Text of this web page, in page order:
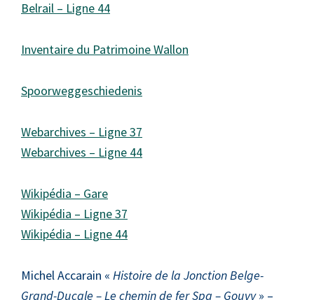
Belrail – Ligne 44
Inventaire du Patrimoine Wallon
Spoorweggeschiedenis
Webarchives – Ligne 37
Webarchives – Ligne 44
Wikipédia – Gare
Wikipédia – Ligne 37
Wikipédia – Ligne 44
Michel Accarain « Histoire de la Jonction Belge-
Grand-Ducale – Le chemin de fer Spa – Gouvy» –